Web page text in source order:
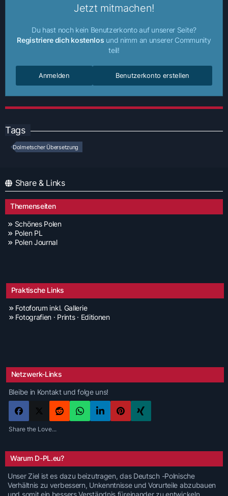
Jetzt mitmachen!
Du hast noch kein Benutzerkonto auf unserer Seite?
Registriere dich kostenlos und nimm an unserer Community
teil!
Benutzerkonto erstellen
Anmelden
Tags
Dolmetscher Übersetzung
Share & Links
Themenseiten
Schönes Polen
Polen PL
Polen Journal
Praktische Links
Fotoforum inkl. Gallerie
Fotografien · Prints · Editionen
Netzwerk-Links
Bleibe in Kontakt und folge uns!
Share the Love...
Warum D-PL.eu?
Unser Ziel ist es dazu beizutragen, das Deutsch -Polnische
Verhältnis zu verbessern, Unkenntnisse und Vorurteile abzubauen
und somit ein bessers Verständnis füreinander zu entwickeln